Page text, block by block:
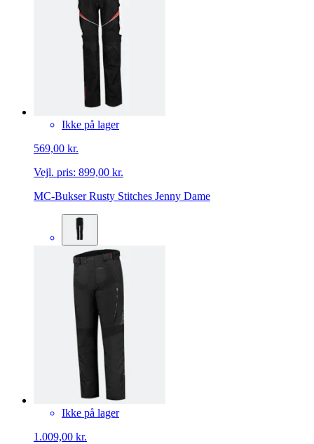
Ikke på lager
569,00 kr.
Vejl. pris: 899,00 kr.
MC-Bukser Rusty Stitches Jenny Dame
Ikke på lager
1.009,00 kr.